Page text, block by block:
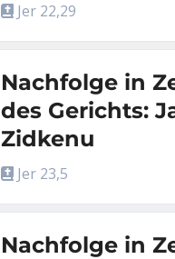
Jer 22,29
Nachfolge in
des Gerichts:
Zidkenu
Jer 23,5
Nachfolge in